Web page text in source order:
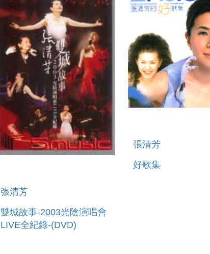
張清芳
雙城故事-2003光陰演唱會
LIVE全紀錄-(DVD)
張清芳
好歌集